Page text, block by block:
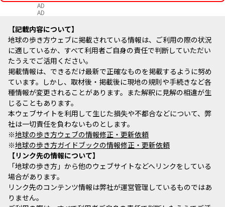
AD
AD
記載内容について
地球の歩き方ウェブに掲載されている情報は、ご利用の際の状況
に適しているか、すべて利用者ご自身の責任で判断していただい
たうえでご活用ください。
掲載情報は、できるだけ最新で正確なものを掲載するように努め
ています。しかし、取材後・掲載後に現地の規則や手続きなど各
種情報が変更されることがあります。また解釈に見解の相違が生
じることもあります。
本ウェブサイトを利用して生じた損失や不都合などについて、弊
社は一切責任を負わないものとします。
※地球の歩き方ウェブの情報修正・更新依頼
※地球の歩き方ガイドブックの情報修正・更新依頼
リンク先の情報について
「地球の歩き方」から他のウェブサイトなどへリンクをしている
場合があります。
リンク先のコンテンツ情報は弊社が運営管理しているものではあ
りません。